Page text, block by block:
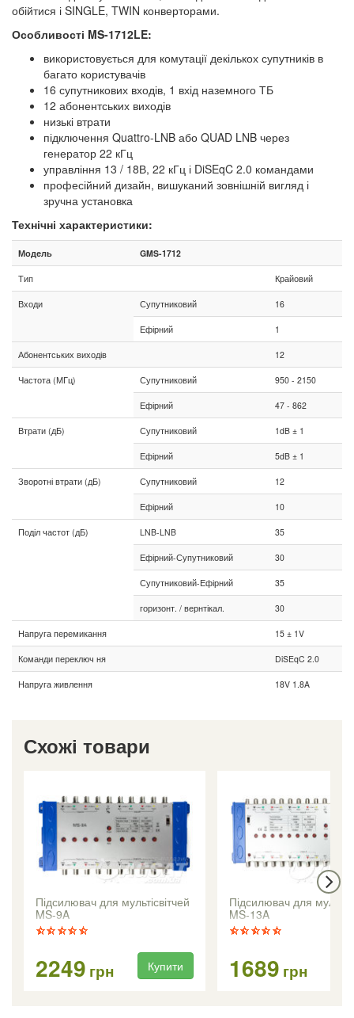
обійтися і SINGLE, TWIN конверторами.
Особливості MS-1712LE:
використовується для комутації декількох супутників в
багато користувачів
16 супутникових входів, 1 вхід наземного ТБ
12 абонентських виходів
низькі втрати
підключення Quattro-LNB або QUAD LNB через
генератор 22 кГц
управління 13 / 18В, 22 кГц і DiSEqC 2.0 командами
професійний дизайн, вишуканий зовнішній вигляд і
зручна установка
Технічні характеристики:
Модель GMS-1712
Тип Крайовий
Входи Супутниковий 16
Ефірний 1
Абонентських виходів 12
Частота (МГц) Супутниковий 950 - 2150
Ефірний 47 - 862
Втрати (дБ) Супутниковий 1dB ± 1
Ефірний 5dB ± 1
Зворотні втрати (дБ) Супутниковий 12
Ефірний 10
Поділ частот (дБ) LNB-LNB 35
Ефірний-Супутниковий 30
Супутниковий-Ефірний 35
горизонт. / вернтікал. 30
Напруга перемикання 15 ± 1V
Команди переключ ня DiSEqC 2.0
Напруга живлення 18V 1.8A
Схожі товари
Підсилювач для мультісвітчей
MS-9A
2249 грн Купити
Підсилювач для
MS-13A
1689 грн